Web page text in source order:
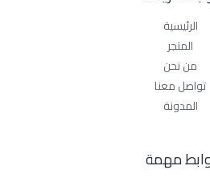
الرئيسية
المتجر
من نحن
تواصل معنا
المدونة
مهمة